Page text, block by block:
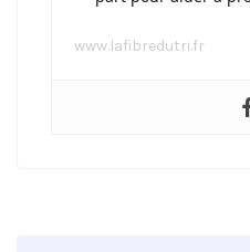
www.lafibredutri.fr